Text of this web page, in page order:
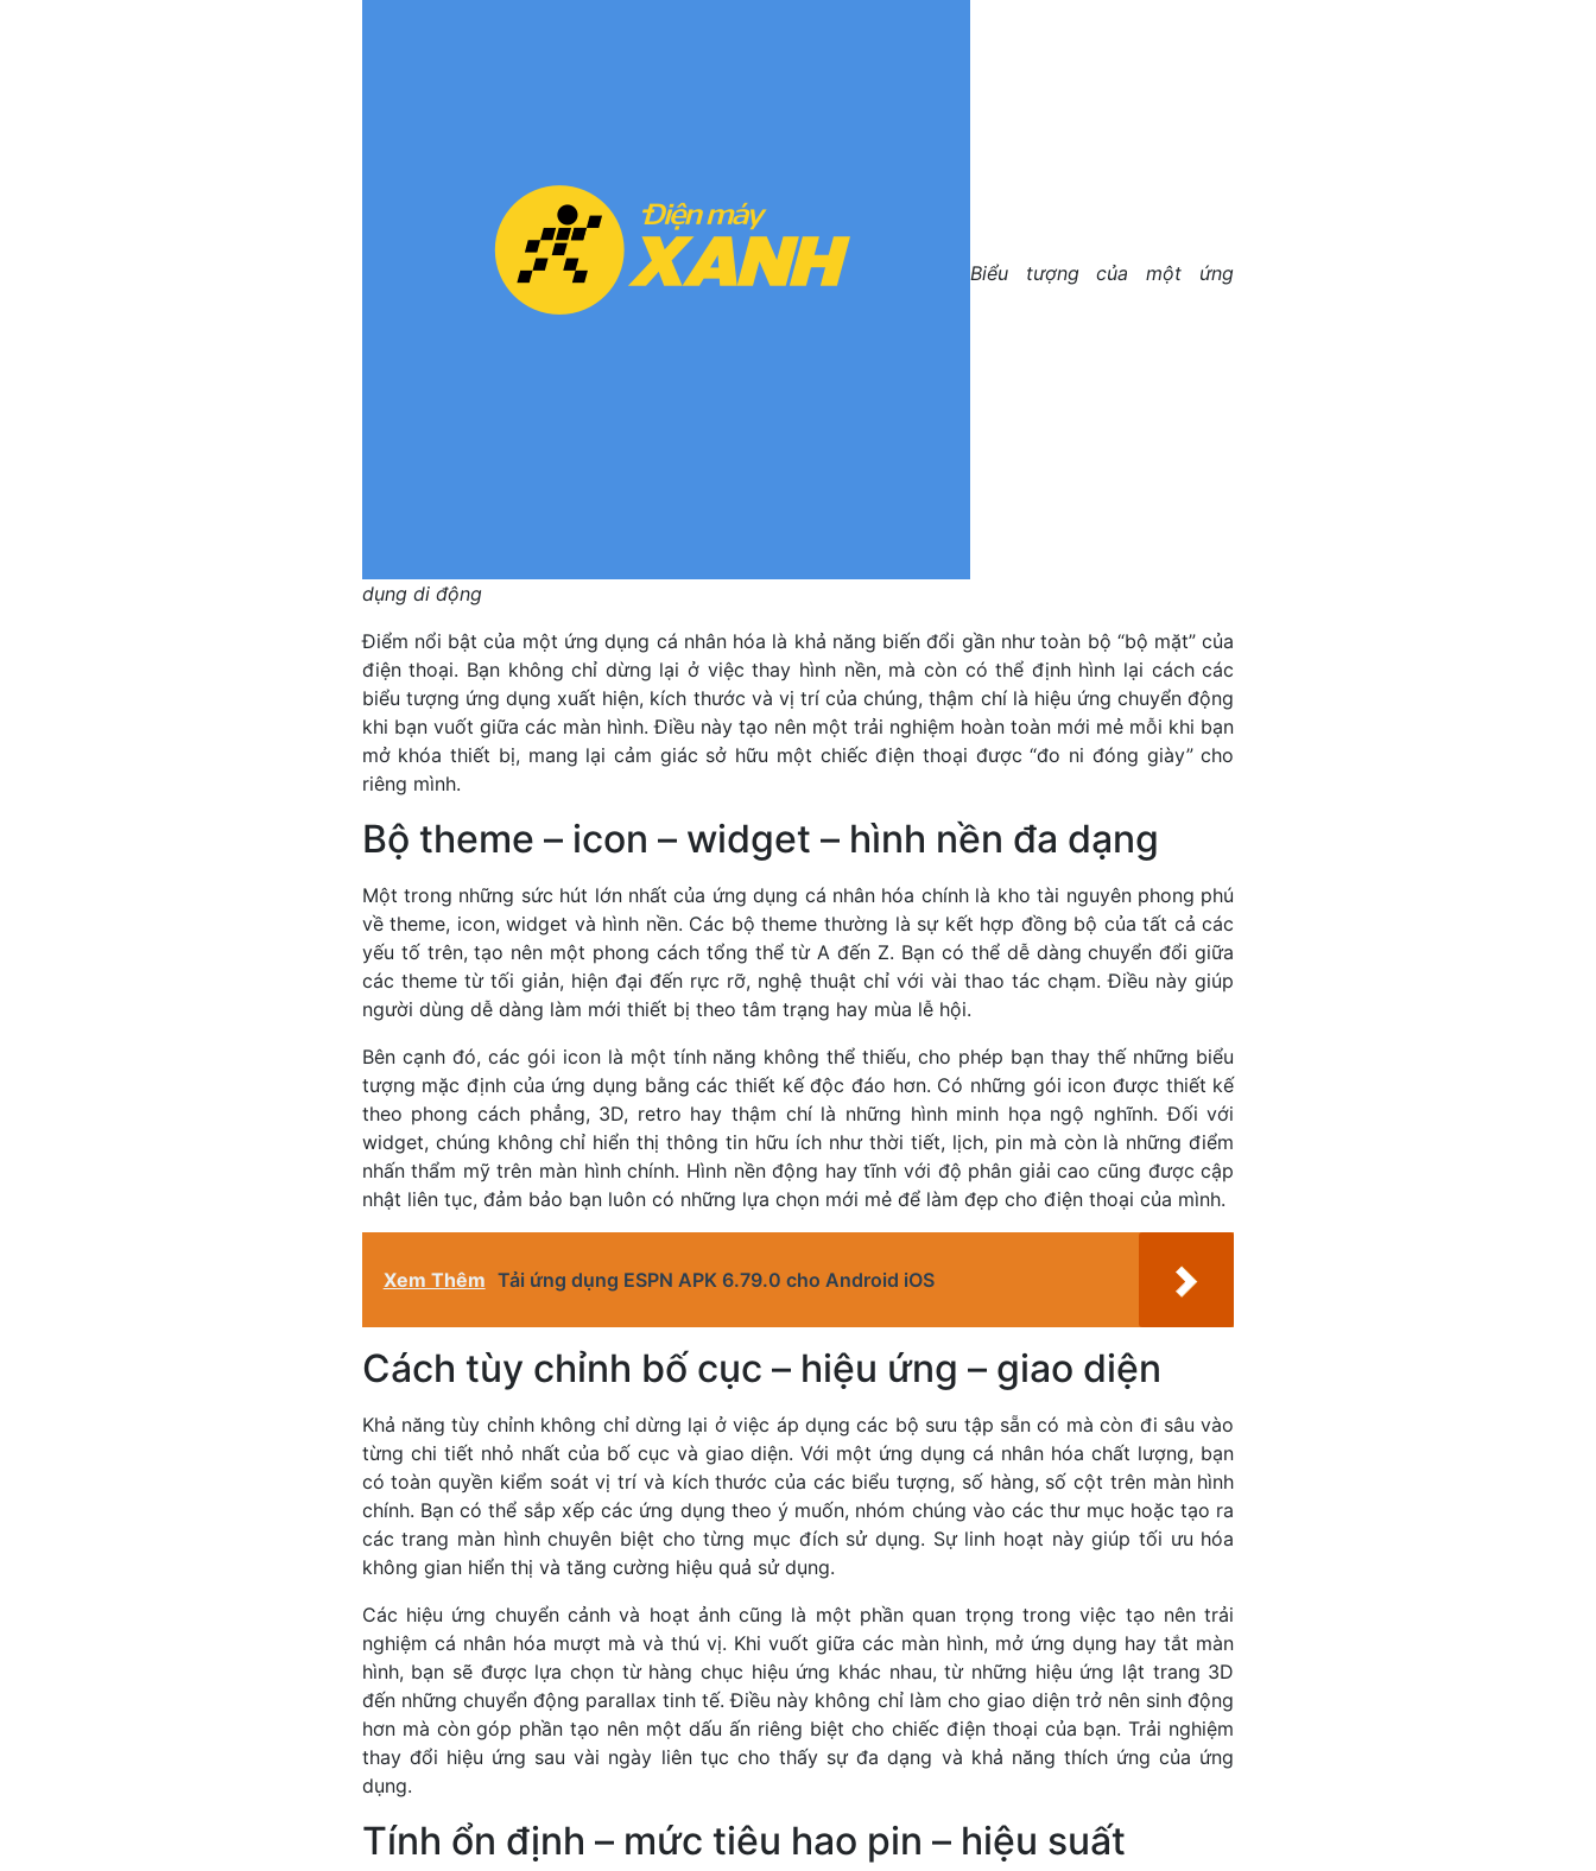
Biểu tượng của một ứng
dụng di động
Điểm nổi bật của một ứng dụng cá nhân hóa là khả năng biến đổi gần như toàn bộ “bộ mặt” của
điện thoại. Bạn không chỉ dừng lại ở việc thay hình nền, mà còn có thể định hình lại cách các
biểu tượng ứng dụng xuất hiện, kích thước và vị trí của chúng, thậm chí là hiệu ứng chuyển động
khi bạn vuốt giữa các màn hình. Điều này tạo nên một trải nghiệm hoàn toàn mới mẻ mỗi khi bạn
mở khóa thiết bị, mang lại cảm giác sở hữu một chiếc điện thoại được “đo ni đóng giày” cho
riêng mình.
Bộ theme – icon – widget – hình nền đa dạng
Một trong những sức hút lớn nhất của ứng dụng cá nhân hóa chính là kho tài nguyên phong phú
về theme, icon, widget và hình nền. Các bộ theme thường là sự kết hợp đồng bộ của tất cả các
yếu tố trên, tạo nên một phong cách tổng thể từ A đến Z. Bạn có thể dễ dàng chuyển đổi giữa
các theme từ tối giản, hiện đại đến rực rỡ, nghệ thuật chỉ với vài thao tác chạm. Điều này giúp
người dùng dễ dàng làm mới thiết bị theo tâm trạng hay mùa lễ hội.
Bên cạnh đó, các gói icon là một tính năng không thể thiếu, cho phép bạn thay thế những biểu
tượng mặc định của ứng dụng bằng các thiết kế độc đáo hơn. Có những gói icon được thiết kế
theo phong cách phẳng, 3D, retro hay thậm chí là những hình minh họa ngộ nghĩnh. Đối với
widget, chúng không chỉ hiển thị thông tin hữu ích như thời tiết, lịch, pin mà còn là những điểm
nhấn thẩm mỹ trên màn hình chính. Hình nền động hay tĩnh với độ phân giải cao cũng được cập
nhật liên tục, đảm bảo bạn luôn có những lựa chọn mới mẻ để làm đẹp cho điện thoại của mình.
Xem Thêm Tải ứng dụng ESPN APK 6.79.0 cho Android iOS
Cách tùy chỉnh bố cục – hiệu ứng – giao diện
Khả năng tùy chỉnh không chỉ dừng lại ở việc áp dụng các bộ sưu tập sẵn có mà còn đi sâu vào
từng chi tiết nhỏ nhất của bố cục và giao diện. Với một ứng dụng cá nhân hóa chất lượng, bạn
có toàn quyền kiểm soát vị trí và kích thước của các biểu tượng, số hàng, số cột trên màn hình
chính. Bạn có thể sắp xếp các ứng dụng theo ý muốn, nhóm chúng vào các thư mục hoặc tạo ra
các trang màn hình chuyên biệt cho từng mục đích sử dụng. Sự linh hoạt này giúp tối ưu hóa
không gian hiển thị và tăng cường hiệu quả sử dụng.
Các hiệu ứng chuyển cảnh và hoạt ảnh cũng là một phần quan trọng trong việc tạo nên trải
nghiệm cá nhân hóa mượt mà và thú vị. Khi vuốt giữa các màn hình, mở ứng dụng hay tắt màn
hình, bạn sẽ được lựa chọn từ hàng chục hiệu ứng khác nhau, từ những hiệu ứng lật trang 3D
đến những chuyển động parallax tinh tế. Điều này không chỉ làm cho giao diện trở nên sinh động
hơn mà còn góp phần tạo nên một dấu ấn riêng biệt cho chiếc điện thoại của bạn. Trải nghiệm
thay đổi hiệu ứng sau vài ngày liên tục cho thấy sự đa dạng và khả năng thích ứng của ứng
dụng.
Tính ổn định – mức tiêu hao pin – hiệu suất